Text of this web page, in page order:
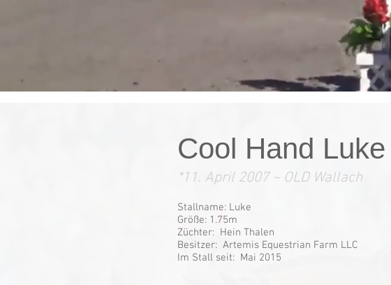
Cool Hand Luke
*11. April 2007 ~ OLD Wallach
Stallname: Luke
Größe: 1.75m
Züchter: Hein Thalen
Besitzer: Artemis Equestrian Farm LLC
Im Stall seit: Mai 2015